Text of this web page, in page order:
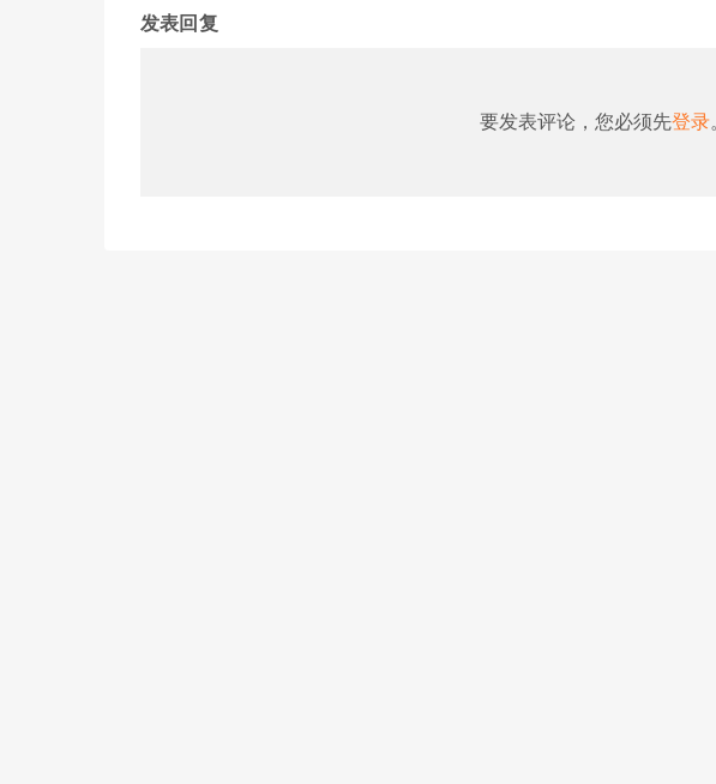
发表回复
要发表评论，您必须先登录